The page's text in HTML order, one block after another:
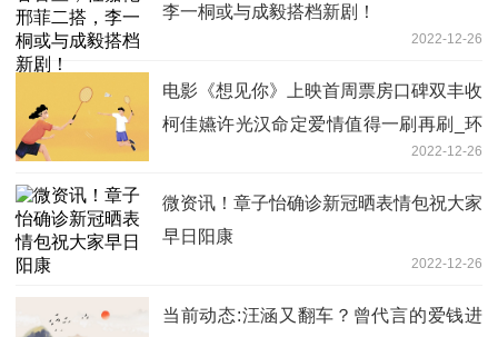
李一桐或与成毅搭档新剧！
2022-12-26
电影《想见你》上映首周票房口碑双丰收
柯佳嬿许光汉命定爱情值得一刷再刷_环
2022-12-26
微资讯！章子怡确诊新冠晒表情包祝大家
早日阳康
2022-12-26
当前动态:汪涵又翻车？曾代言的爱钱进